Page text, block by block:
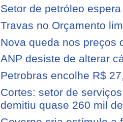
Setor de petróleo
Travas no Orçamento
Nova queda nos preços
ANP desiste de alterar
Petrobras encolhe R$
Cortes: setor de
demitiu quase 260 mil